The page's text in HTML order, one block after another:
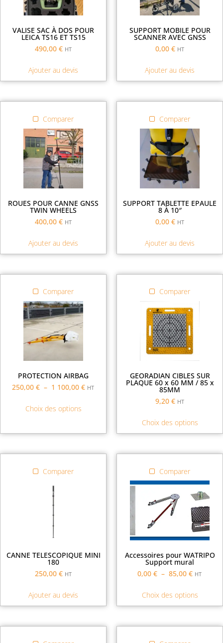
VALISE SAC À DOS POUR
LEICA TS16 ET TS15
490,00 € HT
Ajouter au devis
SUPPORT MOBILE POUR
SCANNER AVEC GNSS
0,00 € HT
Ajouter au devis
Comparer
ROUES POUR CANNE GNSS
TWIN WHEELS
400,00 € HT
Ajouter au devis
Comparer
SUPPORT TABLETTE EPAULE
8 À 10″
0,00 € HT
Ajouter au devis
Comparer
PROTECTION AIRBAG
250,00€ – 1 100,00€ HT
Choix des options
Comparer
GEORADIAN CIBLES SUR
PLAQUE 60 x 60 MM / 85 x
85MM
9,20 € HT
Choix des options
Comparer
CANNE TELESCOPIQUE MINI
180
250,00 € HT
Ajouter au devis
Comparer
Accessoires pour WATRIPO
Support mural
0,00€ – 85,00€ HT
Choix des options